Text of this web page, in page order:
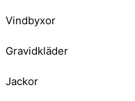
Vindbyxor
Gravidkläder
Jackor